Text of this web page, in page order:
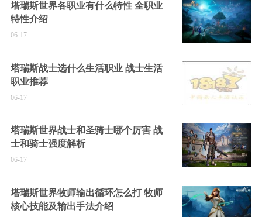
塔瑞斯世界各职业有什么特性 全职业
特性介绍
06-17
塔瑞斯战士选什么生活职业 战士生活
职业推荐
06-17
塔瑞斯世界战士和圣骑士哪个厉害 战
士和骑士强度解析
06-17
塔瑞斯世界牧师输出循环怎么打 牧师
核心技能及输出手法介绍